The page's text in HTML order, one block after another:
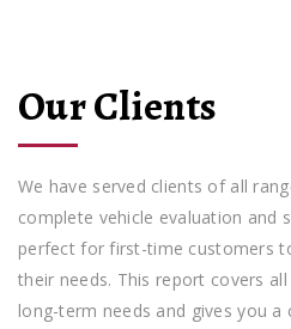
Our Clients
We have served clients of all
complete vehicle evaluation and
perfect for first-time customers
their needs. This report covers
long-term needs and gives you a